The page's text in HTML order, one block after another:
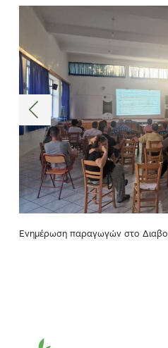
Ενημέρωση παραγωγών στο